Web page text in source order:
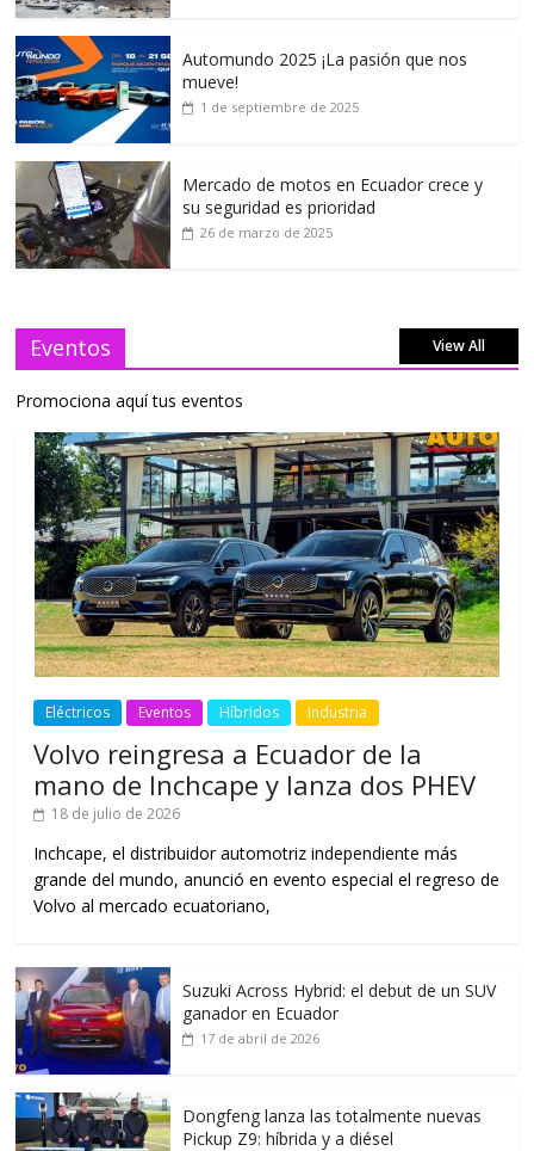
Automundo 2025 ¡La pasión que nos
mueve!
1 de septiembre de 2025
Mercado de motos en Ecuador crece y
su seguridad es prioridad
26 de marzo de 2025
Eventos View All
Promociona aquí tus eventos
Eléctricos Eventos Híbridos Industria
Volvo reingresa a Ecuador de la
mano de Inchcape y lanza dos PHEV
18 de julio de 2026
Inchcape, el distribuidor automotriz independiente más
grande del mundo, anunció en evento especial el regreso de
Volvo al mercado ecuatoriano,
Suzuki Across Hybrid: el debut de un SUV
ganador en Ecuador
17 de abril de 2026
Dongfeng lanza las totalmente nuevas
Pickup Z9: híbrida y a diésel